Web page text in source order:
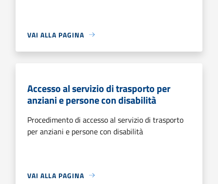
VAI ALLA PAGINA
Accesso al servizio di trasporto per
anziani e persone con disabilità
Procedimento di accesso al servizio di trasporto
per anziani e persone con disabilità
VAI ALLA PAGINA